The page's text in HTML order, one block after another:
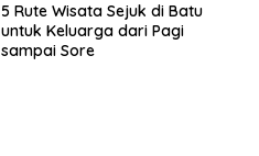
5 Rute Wisata Sejuk di Batu
untuk Keluarga dari Pagi
sampai Sore